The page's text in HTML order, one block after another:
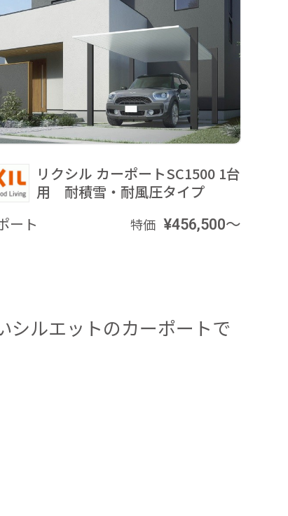
リクシル カーポートSC1500 1台
用 耐積雪・耐風圧タイプ
ート
特価 ¥456,500～
シルエットのカーポートで